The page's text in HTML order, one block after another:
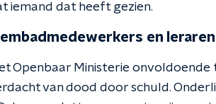
iemand dat heeft gezien.
en
Openbaar Ministerie
van dood door schuld.